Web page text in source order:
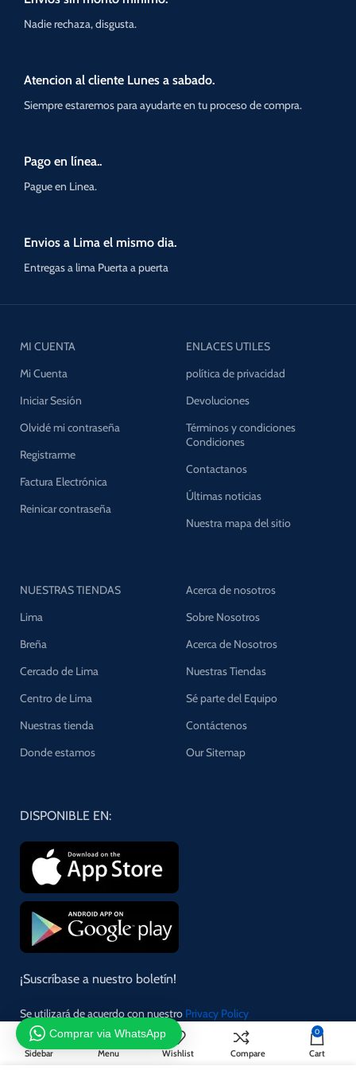
Nadie rechaza, disgusta.
Atencion al cliente Lunes a sabado.
Siempre estaremos para ayudarte en tu proceso de compra.
Pago en línea..
Pague en Linea.
Envios a Lima el mismo dia.
Entregas a lima Puerta a puerta
MI CUENTA
Mi Cuenta
Iniciar Sesión
Olvidé mi contraseña
Registrarme
Factura Electrónica
Reinicar contraseña
ENLACES UTILES
política de privacidad
Devoluciones
Términos y condiciones
Condiciones
Contactanos
Últimas noticias
Nuestra mapa del sitio
NUESTRAS TIENDAS
Lima
Breña
Cercado de Lima
Centro de Lima
Nuestras tienda
Donde estamos
Acerca de nosotros
Sobre Nosotros
Acerca de Nosotros
Nuestras Tiendas
Sé parte del Equipo
Contáctenos
Our Sitemap
DISPONIBLE EN:
¡Suscríbase a nuestro boletín!
Se utilizará de acuerdo con nuestro Privacy Policy
Sidebar Menu Wishlist Compare
0
Cart
Comprar via WhatsApp